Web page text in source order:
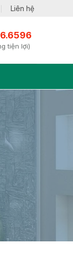
Liên hệ
tiện lợi)